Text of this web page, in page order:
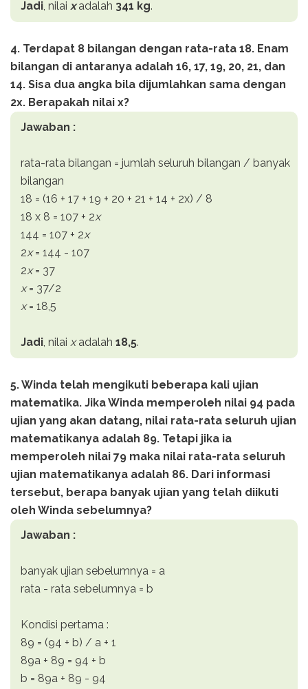
Jadi, nilai x adalah 341 kg.
4. Terdapat 8 bilangan dengan rata-rata 18. Enam
bilangan di antaranya adalah 16, 17, 19, 20, 21, dan
14. Sisa dua angka bila dijumlahkan sama dengan
2x. Berapakah nilai x?
Jawaban :
rata-rata bilangan = jumlah seluruh bilangan / banyak
bilangan
18 = (16 + 17 + 19 + 20 + 21 + 14 + 2x) / 8
18 x 8 = 107 + 2x
144 = 107 + 2x
2x= 144 - 107
2x= 37
x= 37/2
x= 18,5
Jadi, nilai xadalah 18,5.
5. Winda telah mengikuti beberapa kali ujian
matematika. Jika Winda memperoleh nilai 94 pada
ujian yang akan datang, nilai rata-rata seluruh ujian
matematikanya adalah 89. Tetapi jika ia
memperoleh nilai 79 maka nilai rata-rata seluruh
ujian matematikanya adalah 86. Dari informasi
tersebut, berapa banyak ujian yang telah diikuti
oleh Winda sebelumnya?
Jawaban :
banyak ujian sebelumnya = a
rata - rata sebelumnya = b
Kondisi pertama :
89 = (94 + b) / a + 1
89a + 89 = 94 + b
b = 89a + 89 - 94